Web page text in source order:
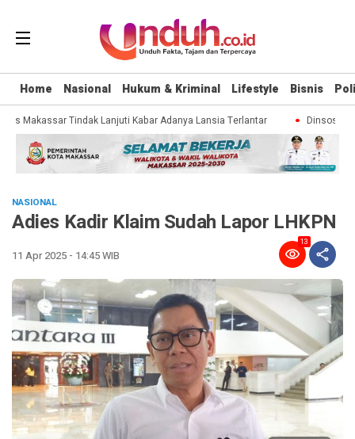
Home Nasional Hukum & Kriminal Lifestyle Bisnis
Makassar Tindak Lanjuti Kabar Adanya Lansia Terlantar Dinsos
NASIONAL
Adies Kadir Klaim Sudah Lapor LHKPN
11 Apr 2025 - 14:45 WIB
13